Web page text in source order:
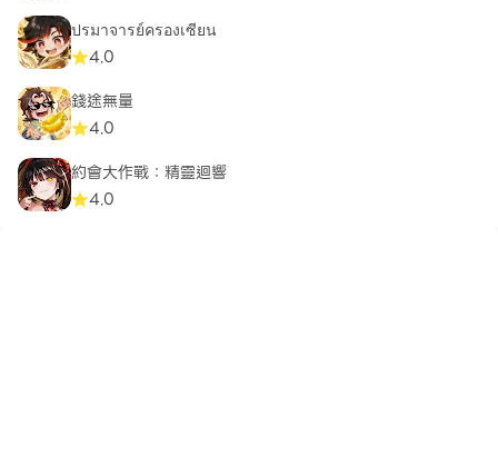
ปรมาจารย์ครองเซียน
4.0
錢途無量
4.0
約會大作戰：精靈迴響
4.0